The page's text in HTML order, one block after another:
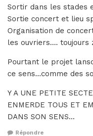
Sortir dans les stades
Sortie concert et lieu
Organisation de
les ouvriers…. toujours
Pourtant le projet
ce sens…comme des
Y A UNE PETITE
ENMERDE TOUS ET
DANS SON SENS…
Répondre